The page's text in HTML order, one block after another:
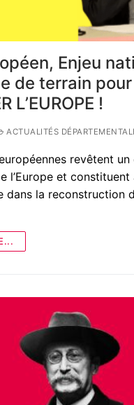
Enjeu
de terrain pour
L’EUROPE !
ACTUALITÉS
revêtent un
l’Europe et constituent
dans la reconstruction